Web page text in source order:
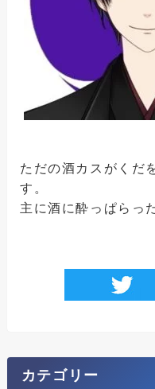
ただの酒カスがくだ
す。
主に酒に酔っぱらっ
カテゴリー